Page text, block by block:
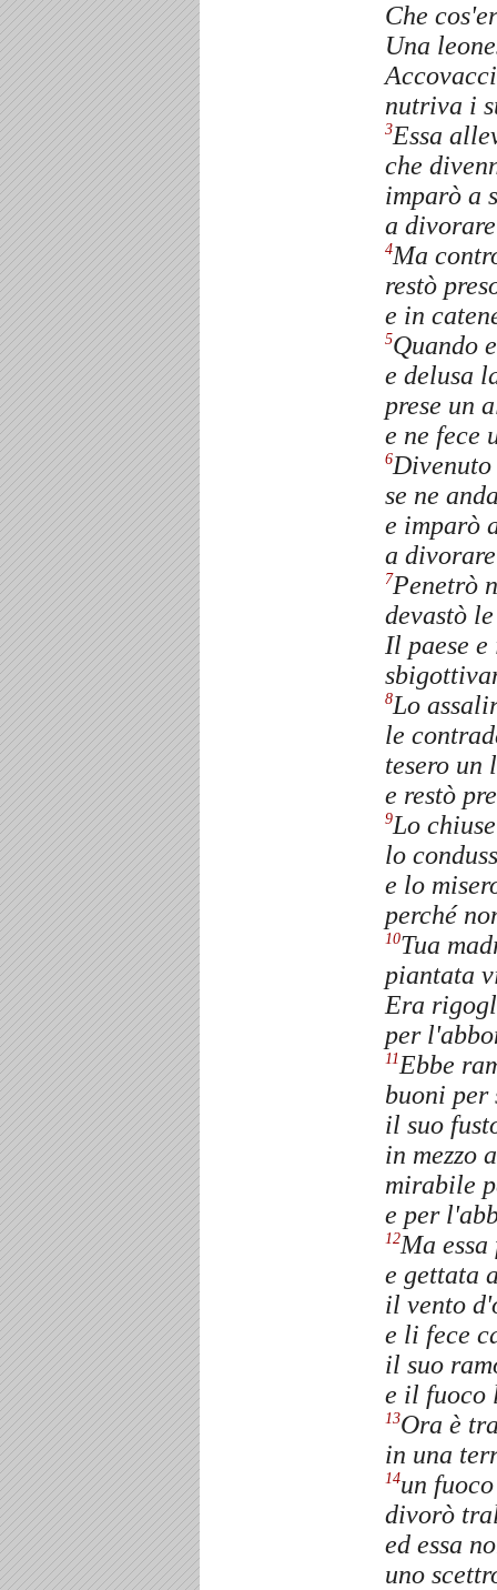
Che
Una
nutriva i
3Essa
che
imparò a
a
4Ma
restò
e in
5Quando
e delusa
prese un
e ne fece
6
se ne
e imparò
a
7Penetrò
devastò
Il paese
8Lo
le
tesero
e restò
9Lo
lo
e lo
perché
10Tua
piantata
Era
per
11 Ebbe
buoni
il suo
in mezzo
mirabile
e per
12Ma
e gettata
il vento
e li fece
il suo
e il fuoco
13Ora è
in una
14un
divorò
ed essa
uno